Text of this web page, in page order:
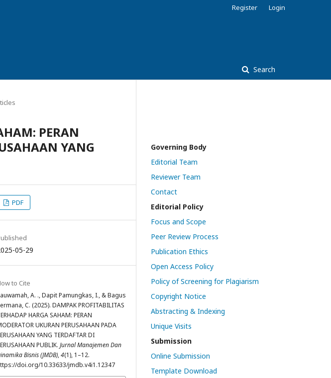
Search
Register Login
PERAN
YANG
PDF
05-29
to Cite
A. ., Dapit Pamungkas, I., & Bagus
C. (2025). DAMPAK PROFITABILITAS
HARGA SAHAM: PERAN
UKURAN PERUSAHAAN PADA
YANG TERDAFTAR DI
PUBLIK. Jurnal Manajemen Dan
Bisnis (JMDB),4(1), 1–12.
doi.org/10.33633/jmdb.v4i1.12347
Governing Body
Editorial Team
Reviewer Team
Contact
Editorial Policy
Focus and Scope
Peer Review Process
Publication Ethics
Open Access Policy
Policy of Screening for Plagiarism
Copyright Notice
Abstracting & Indexing
Unique Visits
Submission
Online Submission
Template Download